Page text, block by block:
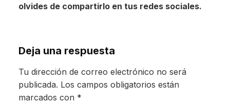
olvides de compartirlo en tus redes sociales.
Deja una respuesta
Tu dirección de correo electrónico no será
publicada. Los campos obligatorios están
marcados con *